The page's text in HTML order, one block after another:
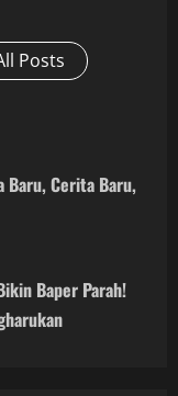
Posts
Baru, Cerita Baru,
Baper Parah!